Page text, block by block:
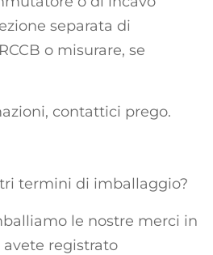
separata di
o misurare, se
contattici prego.
termini di imballaggio?
le nostre merci in
avete registrato